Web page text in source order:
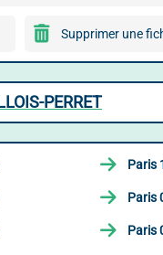
Supprimer une
PERRET
Paris
Paris
Paris